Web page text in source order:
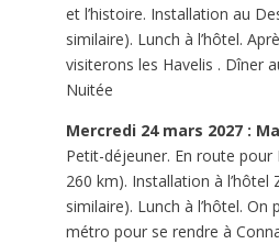
et l’histoire. Installation au
similaire). Lunch à l’hôtel.
visiterons les Havelis . Dîner
Nuitée
Mercredi 24 mars 2027 :
Petit-déjeuner. En route pour
260 km). Installation à l’hôtel
similaire). Lunch à l’hôtel. On
métro pour se rendre à